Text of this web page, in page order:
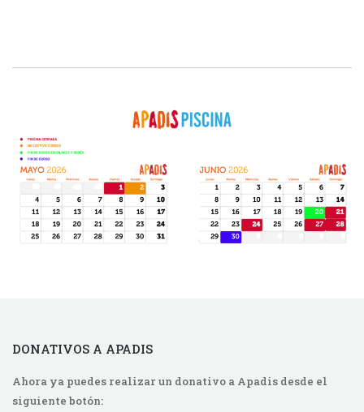
DONATIVOS A APADIS
Ahora ya puedes realizar un donativo a Apadis desde el
siguiente botón: